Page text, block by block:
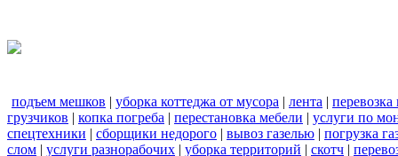
подъем мешков | уборка коттеджа от мусора | лента |
грузчиков | копка погреба | перестановка мебели | услуги по
спецтехники | сборщики недорого | вывоз газелью | погрузка
слом | услуги разнорабочих | уборка территорий | скотч |